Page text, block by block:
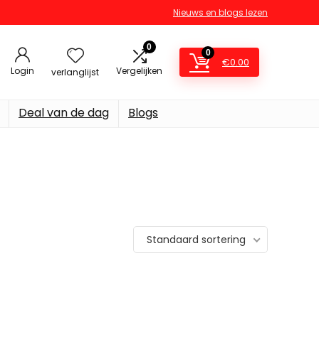
Nieuws en blogs lezen
Login verlanglijst
0
Vergelijken
0
€0.00
Deal van de dag Blogs
Standaard sortering